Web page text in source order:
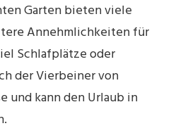
Garten bieten viele
Annehmlichkeiten für
Schlafplätze oder
der Vierbeiner von
und kann den Urlaub in